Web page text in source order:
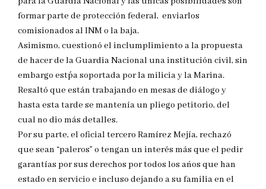
formar parte de protección federal, enviarlos
comisionados al INM o la baja.
Asimismo, cuestionó el inclumplimiento a la propuesta
de hacer de la Guardia Nacional una institución civil, sin
embargo est´pa soportada por la milicia y la Marina.
Resaltó que están trabajando en mesas de diálogo y
hasta esta tarde se mantenía un pliego petitorio, del
cual no dio más detalles.
Por su parte, el oficial tercero Ramírez Mejía, rechazó
que sean “paleros” o tengan un interés más que el pedir
garantías por sus derechos por todos los años que han
estado en servicio e incluso dejando a su familia en el